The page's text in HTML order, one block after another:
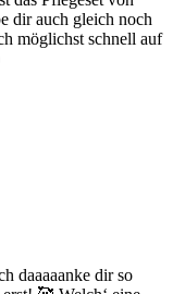
dir auch gleich noch
möglichst schnell auf
daaaaanke dir so